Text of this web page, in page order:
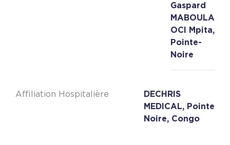
Gaspard
MABOULA
OCI Mpita,
Pointe-
Noire
Affiliation Hospitalière
DECHRIS
MEDICAL, Pointe
Noire, Congo